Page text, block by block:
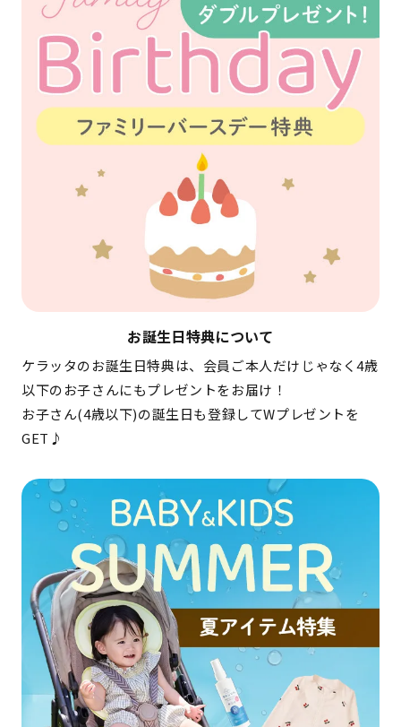
お誕生日特典について
ケラッタのお誕生日特典は、会員ご本人だけじゃなく4歳
以下のお子さんにもプレゼントをお届け！
お子さん(4歳以下)の誕生日も登録してWプレゼントを
GET♪